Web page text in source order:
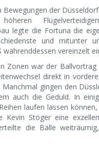
der
legte die Fortuna die
und mitunter
vereinzelt
Zonen war der
direkt in
gingen den
auch die Geduld. In
laufen lassen
Kevin Stöger eine
die Bälle